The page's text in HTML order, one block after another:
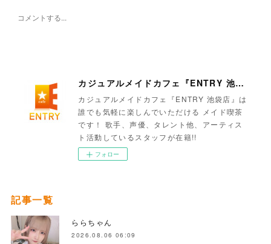
カジュアルメイドカフェ『ENTRY 池袋店』
カジュアルメイドカフェ『ENTRY 池袋店』は
誰でも気軽に楽しんでいただける メイド喫茶
です！ 歌手、声優、タレント他、アーティス
ト活動しているスタッフが在籍!!
フォロー
記事一覧
ららちゃん
2026.08.06 06:09